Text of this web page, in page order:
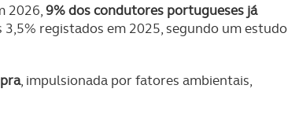
2026,9% dos condutores portugueses já
3,5% registados em 2025, segundo um estudo
, impulsionada por fatores ambientais,